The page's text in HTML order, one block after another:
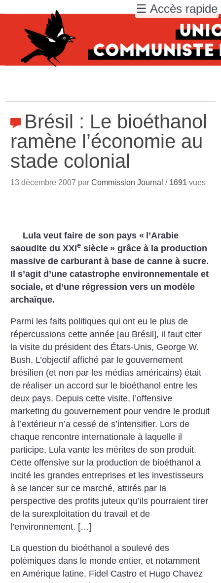
Brésil : Le bioéthanol
ramène l’économie au
stade colonial
13 décembre 2007 parCommission Journal / 1691 vues
Lula veut faire de son pays « l’Arabie
saoudite du XXIe siècle » grâce à la production
massive de carburant à base de canne à sucre.
Il s’agit d’une catastrophe environnementale et
sociale, et d’une régression vers un modèle
archaïque.
Parmi les faits politiques qui ont eu le plus de
répercussions cette année [au Brésil], il faut citer
la visite du président des États-Unis, George W.
Bush. L’objectif affiché par le gouvernement
brésilien (et non par les médias américains) était
de réaliser un accord sur le bioéthanol entre les
deux pays. Depuis cette visite, l’offensive
marketing du gouvernement pour vendre le produit
à l’extérieur n’a cessé de s’intensifier. Lors de
chaque rencontre internationale à laquelle il
participe, Lula vante les mérites de son produit.
Cette offensive sur la production de bioéthanol a
incité les grandes entreprises et les investisseurs
à se lancer sur ce marché, attirés par la
perspective des profits juteux qu’ils pourraient tirer
de la surexploitation du travail et de
l’environnement. […]
La question du bioéthanol a soulevé des
polémiques dans le monde entier, et notamment
en Amérique latine. Fidel Castro et Hugo Chavez
☰ Accès rapide